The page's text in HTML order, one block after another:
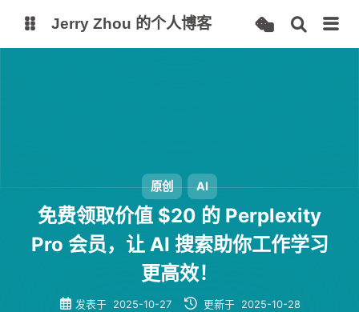
Jerry Zhou 的个人博客
原创 AI
免费领取价值 $20 的 Perplexity
Pro 会员，让 AI 搜索助你工作学习
更高效！
发表于 2025-10-27 更新于 2025-10-28